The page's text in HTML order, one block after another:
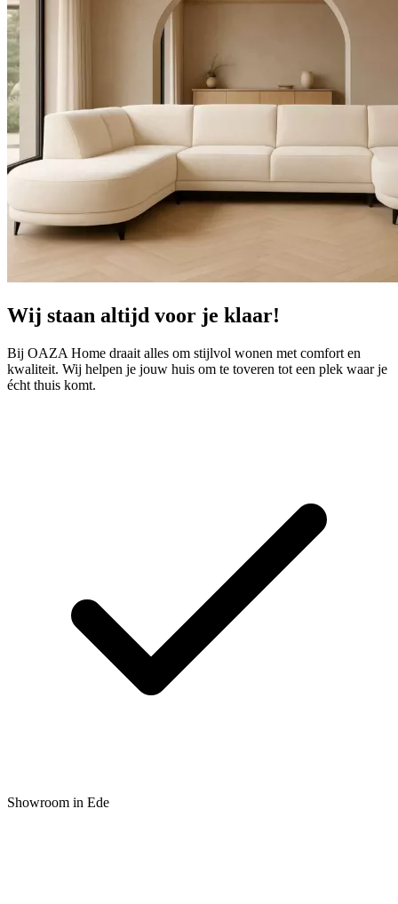
Wij staan altijd voor je klaar!
Bij OAZA Home draait alles om stijlvol wonen met comfort en
kwaliteit. Wij helpen je jouw huis om te toveren tot een plek waar je
écht thuis komt.
Showroom in Ede